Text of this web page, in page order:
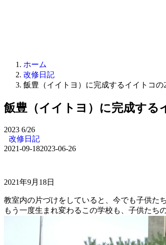
ホーム
改修日記
飯豊（イイトヨ）に完成するイイトコの
飯豊（イイトヨ）に完成する
2023 6/26
改修日記
2021-09-182023-06-26
2021年9月18日
教室内の片づけをしていると、今でも子供た
もう一度生まれ変わるこの学校も、子供たち